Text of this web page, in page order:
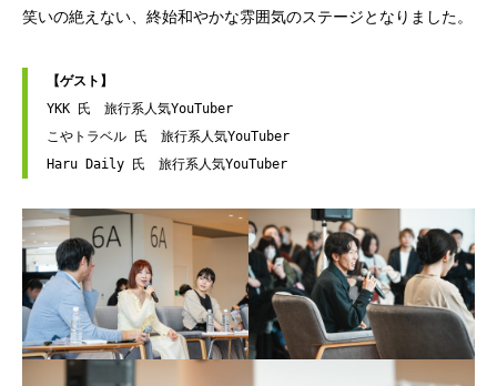
笑いの絶えない、終始和やかな雰囲気のステージとなりました。
【ゲスト】
YKK 氏　旅行系人気YouTuber
こやトラベル 氏　旅行系人気YouTuber
Haru Daily 氏　旅行系人気YouTuber